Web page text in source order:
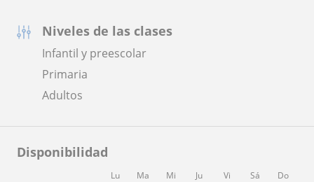
Niveles de las clases
Infantil y preescolar
Primaria
Adultos
Disponibilidad
Lu Ma Mi Ju Vi Sá Do